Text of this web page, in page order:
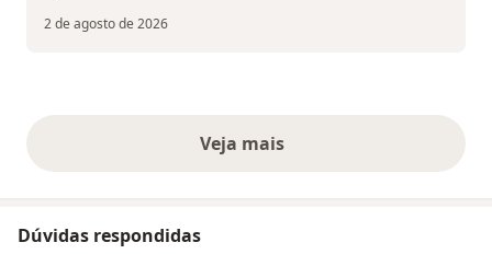
2 de agosto de 2026
Veja maisopiniões acima
Dúvidas respondidas